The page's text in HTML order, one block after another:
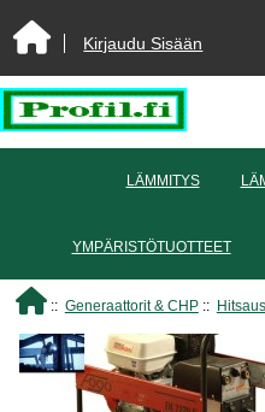
Kirjaudu Sisään
LÄMMITYS
YMPÄRISTÖTUOTTEET
:: Generaattorit & CHP::